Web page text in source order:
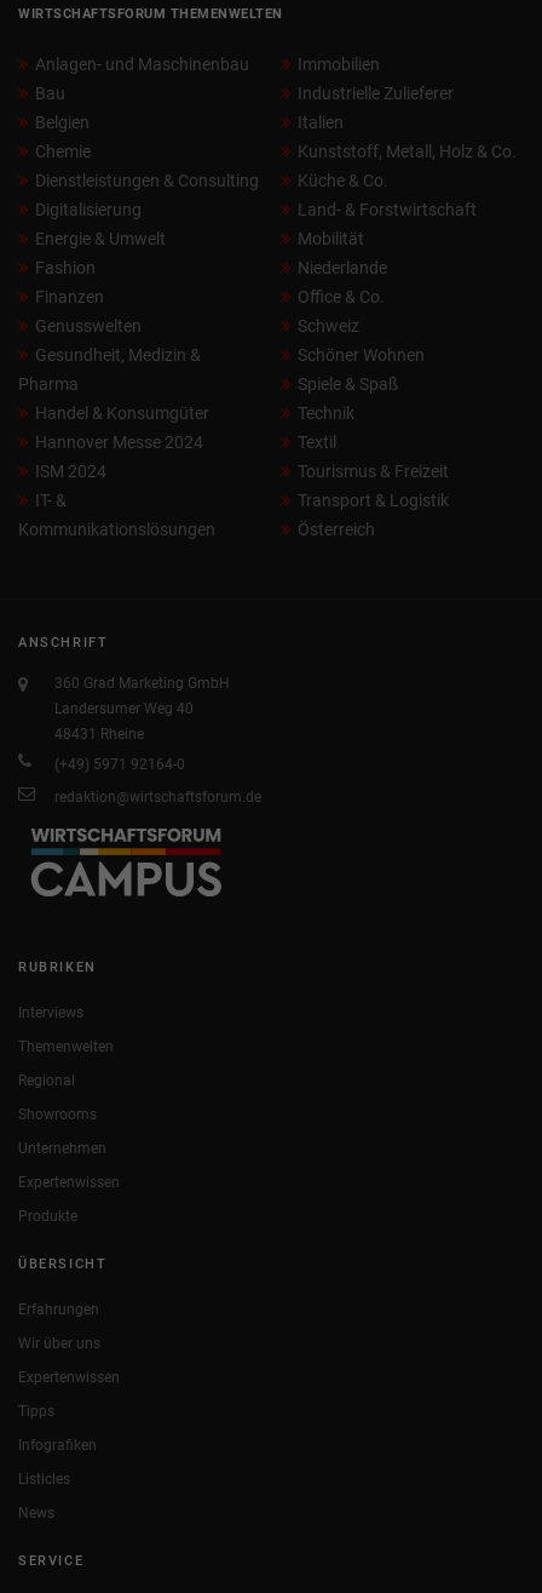
WIRTSCHAFTSFORUM THEMENWELTEN
Anlagen- und Maschinenbau
Bau
Belgien
Chemie
Dienstleistungen & Consulting
Digitalisierung
Energie & Umwelt
Fashion
Finanzen
Genusswelten
Gesundheit, Medizin &
Pharma
Handel & Konsumgüter
Hannover Messe 2024
ISM 2024
IT- &
Kommunikationslösungen
Immobilien
Industrielle Zulieferer
Italien
Kunststoff, Metall, Holz & Co.
Küche & Co.
Land- & Forstwirtschaft
Mobilität
Niederlande
Office & Co.
Schweiz
Schöner Wohnen
Spiele & Spaß
Technik
Textil
Tourismus & Freizeit
Transport & Logistik
Österreich
ANSCHRIFT
360 Grad Marketing GmbH
Landersumer Weg 40
48431 Rheine
(+49) 5971 92164-0
redaktion@wirtschaftsforum.de
RUBRIKEN
Interviews
Themenwelten
Regional
Showrooms
Unternehmen
Expertenwissen
Produkte
ÜBERSICHT
Erfahrungen
Wir über uns
Expertenwissen
Tipps
Infografiken
Listicles
News
SERVICE